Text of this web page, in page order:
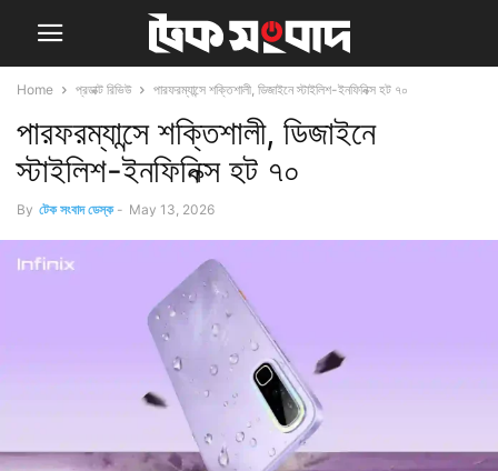
Home প্রডাক্ট রিভিউ পারফরম্যান্সে শক্তিশালী, ডিজাইনে স্টাইলিশ-ইনফিনিক্স হট ৭০
পারফরম্যান্সে শক্তিশালী, ডিজাইনে
স্টাইলিশ-ইনফিনিক্স হট ৭০
By টেক সংবাদ ডেস্ক - May 13, 2026